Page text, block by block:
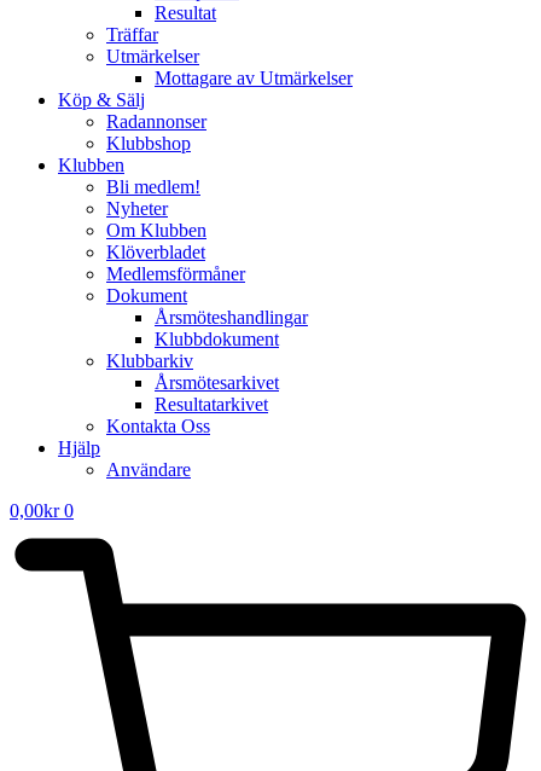
Resultat
Träffar
Utmärkelser
Mottagare av Utmärkelser
Köp & Sälj
Radannonser
Klubbshop
Klubben
Bli medlem!
Nyheter
Om Klubben
Klöverbladet
Medlemsförmåner
Dokument
Årsmöteshandlingar
Klubbdokument
Klubbarkiv
Årsmötesarkivet
Resultatarkivet
Kontakta Oss
Hjälp
Användare
0,00kr 0